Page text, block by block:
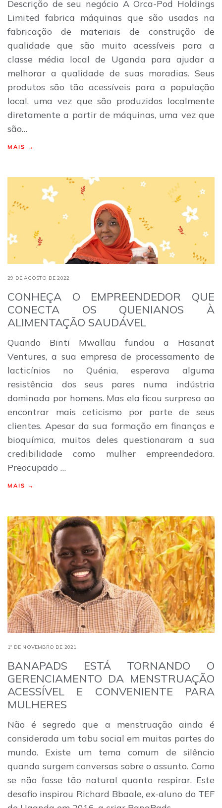
Descrição de seu negócio A Orca-Pod Holdings
Limited fabrica máquinas que são usadas na
fabricação de materiais de construção de
qualidade que são muito acessíveis para a
classe média local de Uganda para ajudar a
melhorar a qualidade de suas moradias. Seus
produtos são tão acessíveis para a população
local, uma vez que são produzidos localmente
diretamente a partir de máquinas, uma vez que
são…
MAIS →
29 DE AGOSTO DE 2022
CONHEÇA O EMPREENDEDOR QUE
CONECTA OS QUENIANOS À
ALIMENTAÇÃO SAUDÁVEL
Quando Binti Mwallau fundou a Hasanat
Ventures, a sua empresa de processamento de
lacticínios no Quénia, esperava alguma
resistência dos seus pares numa indústria
dominada por homens. Mas ela ficou surpresa ao
encontrar mais ceticismo por parte de seus
clientes. Apesar da sua formação em finanças e
bioquímica, muitos deles questionaram a sua
credibilidade como mulher empreendedora.
Preocupado …
MAIS →
1º DE NOVEMBRO DE 2021
BANAPADS ESTÁ TORNANDO O
GERENCIAMENTO DA MENSTRUAÇÃO
ACESSÍVEL E CONVENIENTE PARA
MULHERES
Não é segredo que a menstruação ainda é
considerada um tabu social em muitas partes do
mundo. Existe um tema comum de silêncio
quando surgem conversas sobre o assunto. Como
se não fosse tão natural quanto respirar. Este
desafio inspirou Richard Bbaale, ex-aluno do TEF